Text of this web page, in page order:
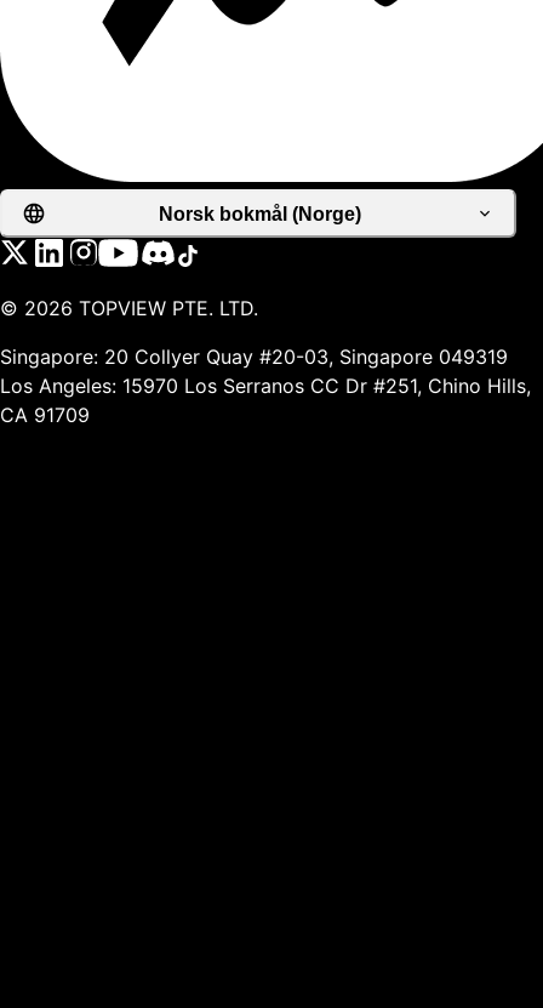
Norsk bokmål (Norge)
© 2026 TOPVIEW PTE. LTD.
Singapore: 20 Collyer Quay #20-03, Singapore 049319
Los Angeles: 15970 Los Serranos CC Dr #251, Chino Hills,
CA 91709